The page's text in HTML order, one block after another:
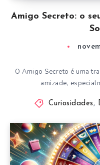
Amigo Secreto: o
O Amigo Secreto é uma
amizade,
Curiosidades,